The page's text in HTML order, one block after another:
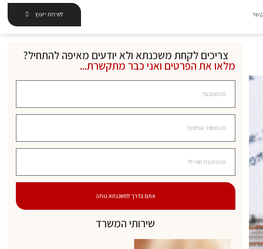
לשיחת ייעוץ
צריכים לקחת משכנתא ולא יודעים מאיפה להתחיל?
מלאו את הפרטים ואני כבר מתקשרת...
אתם בדרך למשכנתא נוחה
שירותי המשרד